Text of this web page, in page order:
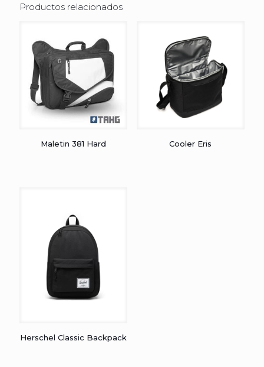
Productos relacionados
Maletin 381 Hard Cooler Eris
Herschel Classic Backpack